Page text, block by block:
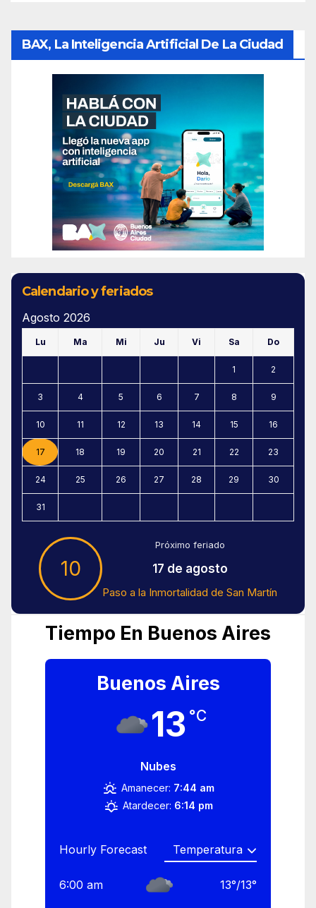
BAX, La Inteligencia Artificial De La Ciudad
Calendario y feriados
Agosto 2026
Lu Ma Mi Ju Vi Sa Do
1 2
3 4 5 6 7 8 9
10 11 12 13 14 15 16
17 18 19 20 21 22 23
24 25 26 27 28 29 30
31
10
Próximo feriado
17 de agosto
Paso a la Inmortalidad de San Martín
Tiempo En Buenos Aires
Buenos Aires
13 °C
Nubes
Amanecer: 7:44 am
Atardecer: 6:14 pm
Hourly Forecast
6:00 am 13°/13°